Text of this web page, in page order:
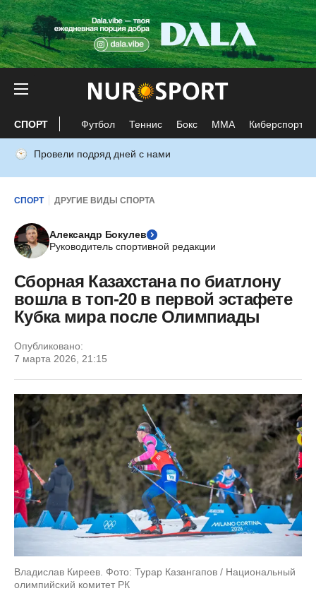
СПОРТ Футбол Теннис Бокс ММА Киберспорт
Провели подряд дней с нами
СПОРТ ДРУГИЕ ВИДЫ СПОРТА
Александр Бокулев
Руководитель спортивной редакции
Сборная Казахстана по биатлону
вошла в топ-20 в первой эстафете
Кубка мира после Олимпиады
Опубликовано:
7 марта 2026, 21:15
Владислав Киреев. Фото: Турар Казангапов / Национальный
олимпийский комитет РК